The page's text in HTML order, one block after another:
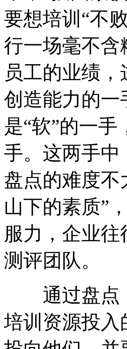
要想培训“不
行一场毫不含
员工的业绩
创造能力的一
是“软”的一
手。这两手中
盘点的难度不
山下的素质”
服力，企业往
测评团队。
通过盘点，
培训资源投入